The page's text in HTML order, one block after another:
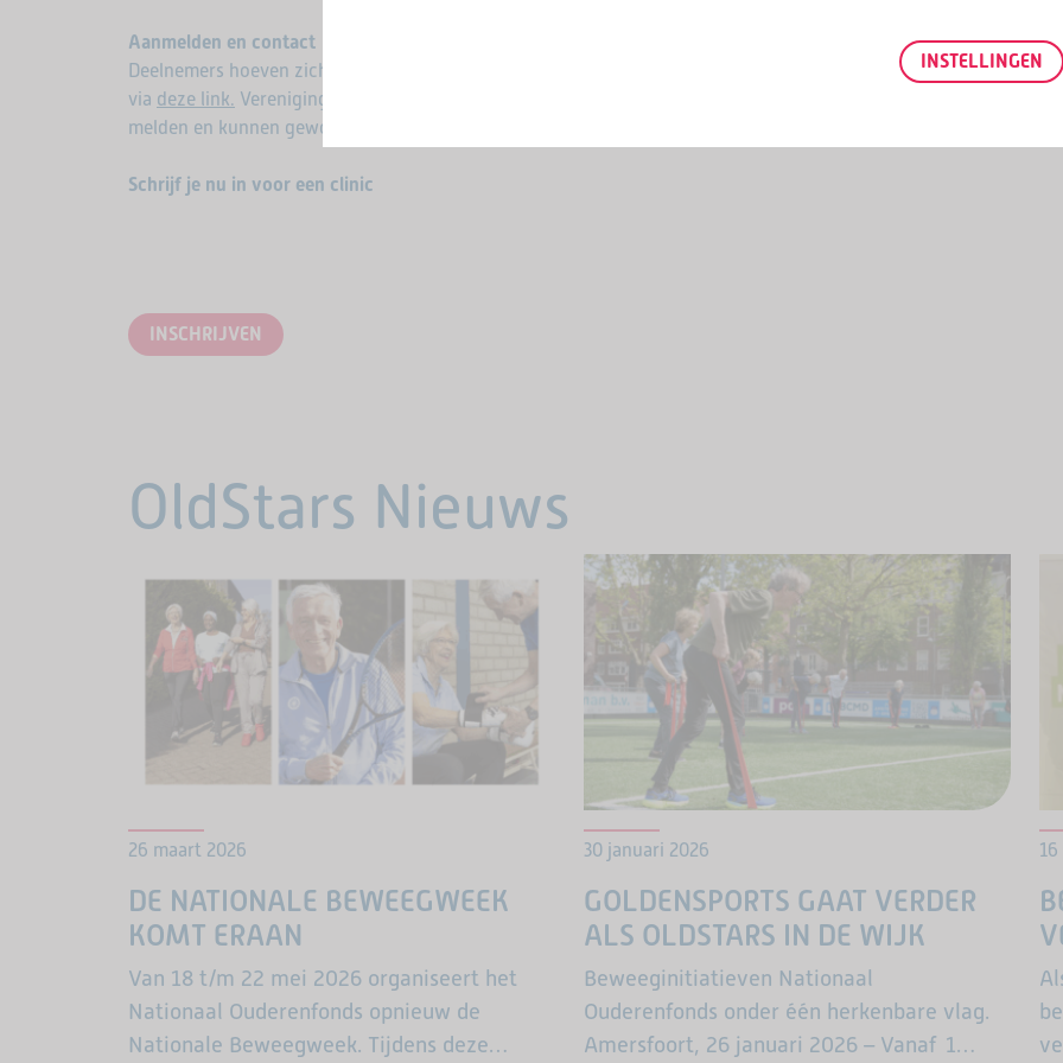
Aanmelden en contact
Deelnemers hoeven zich niet verplicht aan te melden, maar het is wel gewenst en dit kan
via deze link. Verenigingen die kennis willen maken met Oldstars hoeven zich niet aan te
melden en kunnen gewoon langskomen bij de clinics.
Schrijf je nu in voor een clinic
INSCHRIJVEN
OldStars Nieuws
26 maart 2026
DE NATIONALE BEWEEGWEEK
KOMT ERAAN
Van 18 t/m 22 mei 2026 organiseert het
Nationaal Ouderenfonds opnieuw de
Nationale Beweegweek. Tijdens deze
30 januari 2026
GOLDENSPORTS GAAT VERDER
ALS OLDSTARS IN DE WIJK
Beweeginitiatieven Nationaal
Ouderenfonds onder één herkenbare vlag.
Amersfoort, 26 januari 2026 – Vanaf 1
INSTELLINGEN